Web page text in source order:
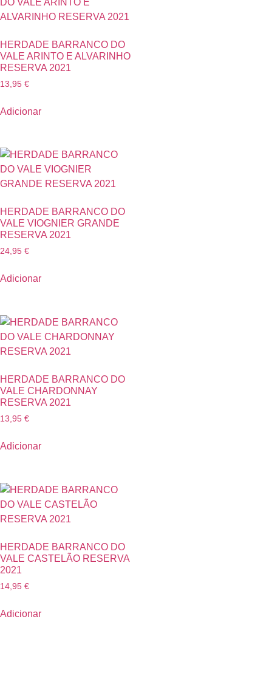
HERDADE BARRANCO DO
VALE ARINTO E ALVARINHO
RESERVA 2021
13,95 €
Adicionar
HERDADE BARRANCO DO
VALE VIOGNIER GRANDE
RESERVA 2021
24,95 €
Adicionar
HERDADE BARRANCO DO
VALE CHARDONNAY
RESERVA 2021
13,95 €
Adicionar
HERDADE BARRANCO DO
VALE CASTELÃO RESERVA
2021
14,95 €
Adicionar